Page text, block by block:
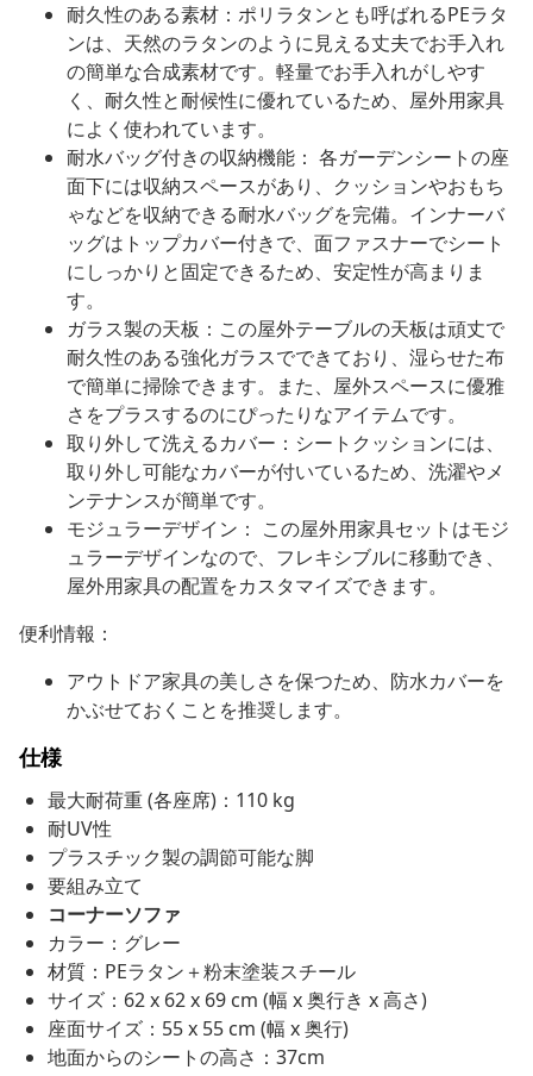
耐久性のある素材：ポリラタンとも呼ばれるPEラタ
ンは、天然のラタンのように見える丈夫でお手入れ
の簡単な合成素材です。軽量でお手入れがしやす
く、耐久性と耐候性に優れているため、屋外用家具
によく使われています。
耐水バッグ付きの収納機能： 各ガーデンシートの座
面下には収納スペースがあり、クッションやおもち
ゃなどを収納できる耐水バッグを完備。インナーバ
ッグはトップカバー付きで、面ファスナーでシート
にしっかりと固定できるため、安定性が高まりま
す。
ガラス製の天板：この屋外テーブルの天板は頑丈で
耐久性のある強化ガラスでできており、湿らせた布
で簡単に掃除できます。また、屋外スペースに優雅
さをプラスするのにぴったりなアイテムです。
取り外して洗えるカバー：シートクッションには、
取り外し可能なカバーが付いているため、洗濯やメ
ンテナンスが簡単です。
モジュラーデザイン： この屋外用家具セットはモジ
ュラーデザインなので、フレキシブルに移動でき、
屋外用家具の配置をカスタマイズできます。
便利情報：
アウトドア家具の美しさを保つため、防水カバーを
かぶせておくことを推奨します。
仕様
最大耐荷重 (各座席)：110 kg
耐UV性
プラスチック製の調節可能な脚
要組み立て
コーナーソファ
カラー：グレー
材質：PEラタン＋粉末塗装スチール
サイズ：62 x 62 x 69 cm (幅 x 奥行き x 高さ)
座面サイズ：55 x 55 cm (幅 x 奥行)
地面からのシートの高さ：37cm